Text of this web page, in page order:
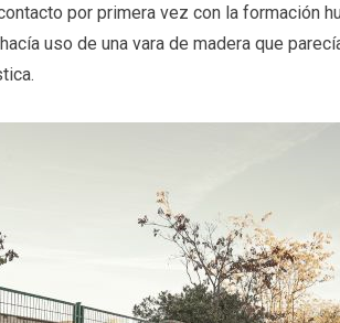
por primera vez con la formación
uso de una vara de madera que